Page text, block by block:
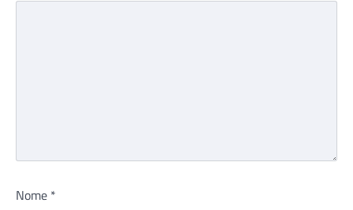
Nome *